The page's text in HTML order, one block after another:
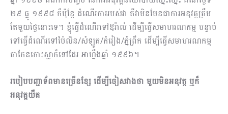
២៩ ធ្នូ ១៩៩៨ ក៏ប៉ុន្តែ ដំណើរការរបស់វា គឺវាមិនមែនជាការអនុវត្តត្រឹម
តែមួយថ្ងៃនោះទេ។ ខ្ញុំធ្វើដំណើរទៅឱរ៉ាល់ ដើម្បីធ្វើសមាហរណកម្ម បន្ទាប់
ទៅធ្វើដំណើរទៅប៉ៃលិន/សំឡូត/កំរៀង/ភ្នំព្រឹក ដើម្បីធ្វើសមាហរណកម្ម
តាកែនកោះស្លាក៏ទៅដែរ អាហ្នឹងឆ្នាំ ១៩៩៦។
របៀបបញ្ជាទ័ពមានច្រើនខ្សែ ដើម្បីចៀសវាងថា មួយមិនអនុវត្ត ឬក៏
អនុវត្តយឺត